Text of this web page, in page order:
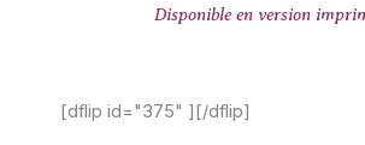
Disponible en version
[dflip id="375" ][/dflip]